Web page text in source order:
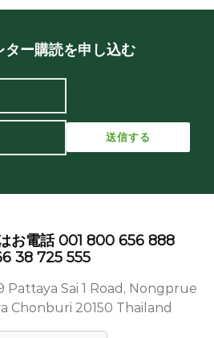
ター購読を申し込む
お電話 001 800 656 888
38 725 555
Pattaya Sai 1 Road, Nongprue
Chonburi 20150 Thailand